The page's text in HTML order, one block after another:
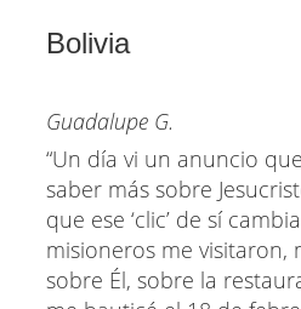
Bolivia
Guadalupe G.
“Un día vi un anuncio
saber más sobre
que ese ‘clic’ de sí
misioneros me visitaron,
sobre Él, sobre la